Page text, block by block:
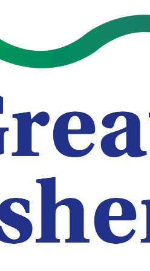
أخبار
في
لعام 2026
15، 2025 لا تعليقات